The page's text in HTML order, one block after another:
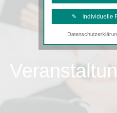
✎ Individuelle
Notwendige
Diese Cookies
Tracking- und